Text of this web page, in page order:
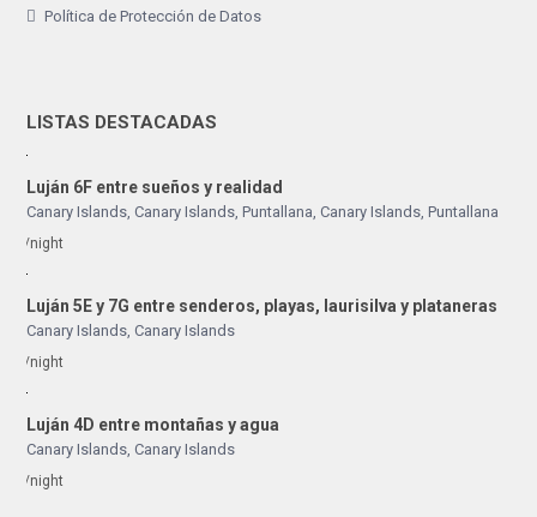
Política de Protección de Datos
LISTAS DESTACADAS
Luján 6F entre sueños y realidad
Canary Islands, Canary Islands, Puntallana, Canary Islands, Puntallana
/night
Luján 5E y 7G entre senderos, playas, laurisilva y plataneras
Canary Islands, Canary Islands
/night
Luján 4D entre montañas y agua
Canary Islands, Canary Islands
/night